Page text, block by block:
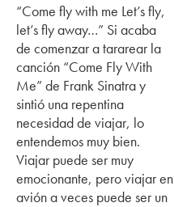
“Come fly with me Let’s fly,
let’s fly away…” Si acaba
de comenzar a tararear la
canción “Come Fly With
Me” de Frank Sinatra y
sintió una repentina
necesidad de viajar, lo
entendemos muy bien.
Viajar puede ser muy
emocionante, pero viajar en
avión a veces puede ser un